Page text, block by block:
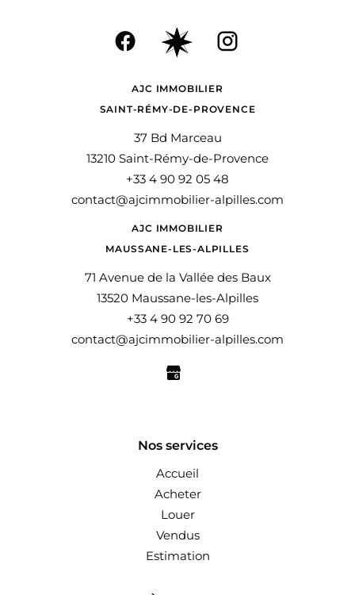
AJC IMMOBILIER
SAINT-RÉMY-DE-PROVENCE
37 Bd Marceau
13210 Saint-Rémy-de-Provence
+33 4 90 92 05 48
contact@ajcimmobilier-alpilles.com
AJC IMMOBILIER
MAUSSANE-LES-ALPILLES
71 Avenue de la Vallée des Baux
13520 Maussane-les-Alpilles
+33 4 90 92 70 69
contact@ajcimmobilier-alpilles.com
Nos services
Accueil
Acheter
Louer
Vendus
Estimation